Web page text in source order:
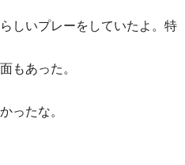
しいプレーをしていたよ。特
もあった。
ったな。